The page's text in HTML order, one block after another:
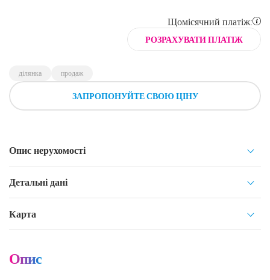
Щомісячний платіж:
РОЗРАХУВАТИ ПЛАТІЖ
ділянка продаж
ЗАПРОПОНУЙТЕ СВОЮ ЦІНУ
Опис нерухомості
Детальні дані
Карта
Опис